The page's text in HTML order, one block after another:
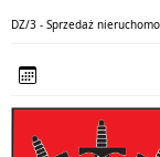
DZ/3 - Sprzedaż